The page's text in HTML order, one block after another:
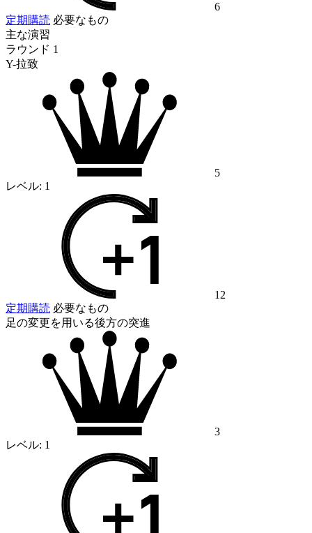
6
定期購読 必要なもの
主な演習
ラウンド 1
Y-拉致
5
レベル: 1
12
定期購読 必要なもの
足の変更を用いる後方の突進
3
レベル: 1